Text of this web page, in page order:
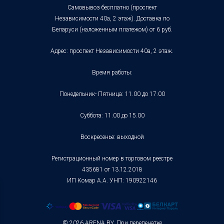
Самовывоз бесплатно (проспект
Независимости 40а, 2 этаж). Доставка по
Беларуси (наложенным платежом) от 6 руб.
Адрес: проспект Независимости 40а, 2 этаж.
Время работы:
Понедельник- Пятница: 11.00 до 17.00
Суббота: 11.00 до 15.00
Воскресенье: выходной
Регистрационный номер в торговом реестре
435681 от 13.12.2018
ИП Комар А.А. УНП: 190922146